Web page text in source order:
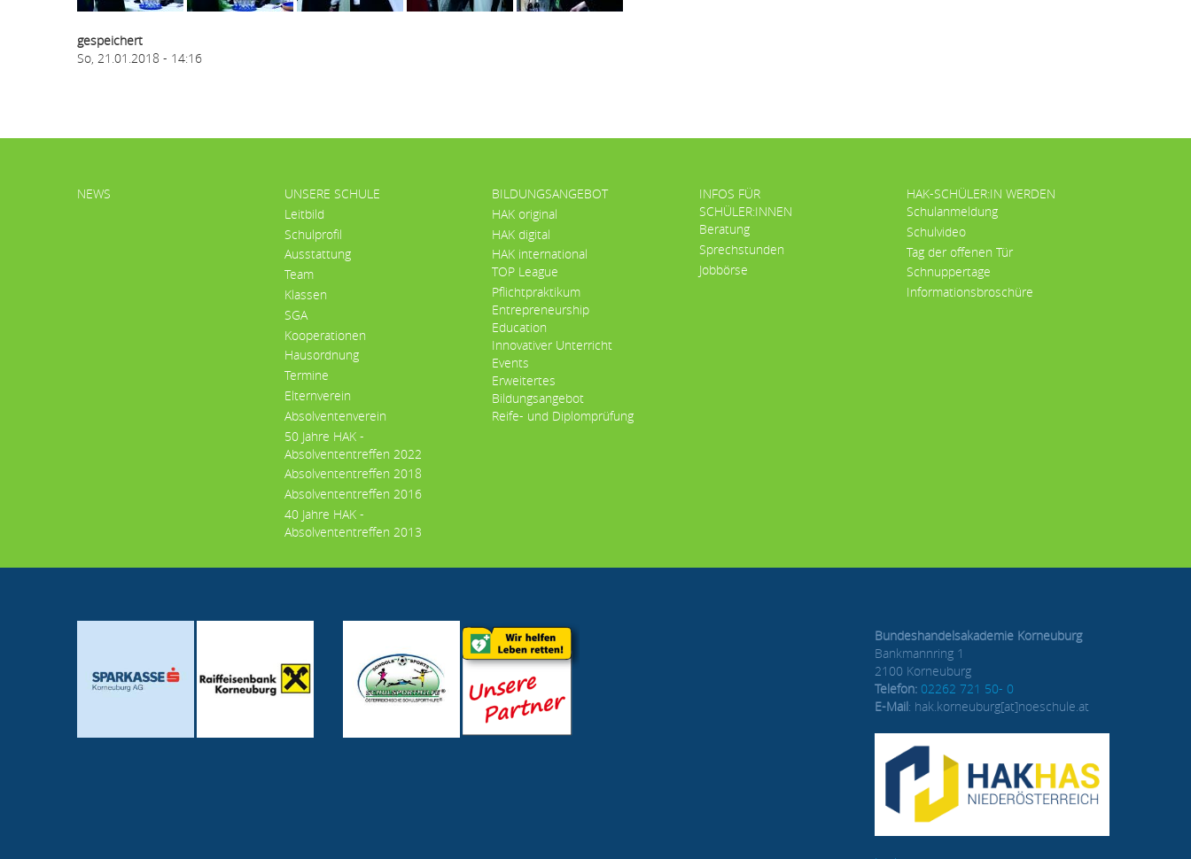
gespeichert
So, 21.01.2018 - 14:16
HAUPTMENÜ
NEWS
UNSERE SCHULE
Leitbild
Schulprofil
Ausstattung
Team
Klassen
SGA
Kooperationen
Hausordnung
Termine
Elternverein
Absolventenverein
50 Jahre HAK -
Absolvententreffen 2022
Absolvententreffen 2018
Absolvententreffen 2016
40 Jahre HAK -
Absolvententreffen 2013
BILDUNGSANGEBOT
HAK original
HAK digital
HAK international
TOP League
Pflichtpraktikum
Entrepreneurship
Education
Innovativer Unterricht
Events
Erweitertes
Bildungsangebot
Reife- und Diplomprüfung
INFOS FÜR
SCHÜLER:INNEN
Beratung
Sprechstunden
Jobbörse
HAK-SCHÜLER:IN WERDEN
Schulanmeldung
Schulvideo
Tag der offenen Tür
Schnuppertage
Informationsbroschüre
Bundeshandelsakademie Korneuburg
Bankmannring 1
2100 Korneuburg
Telefon: 02262 721 50- 0
E-Mail: hak.korneuburg[at]noeschule.at